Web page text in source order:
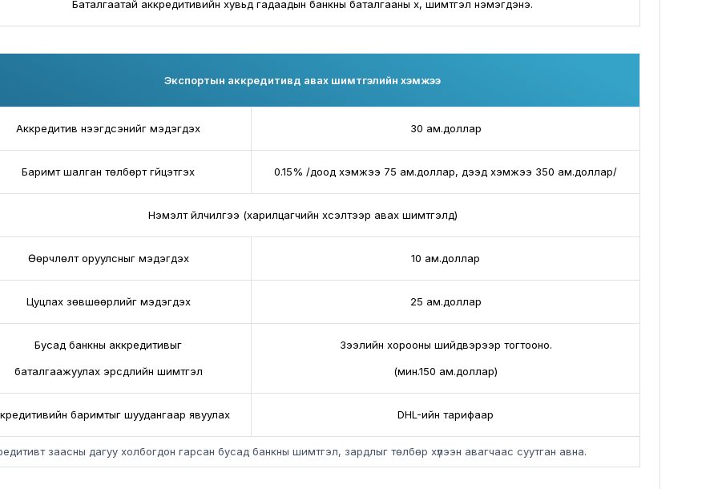
Баталгаатай аккредитивийн хувьд гадаадын банкны баталгааны хүү, шимтгэл нэмэгдэнэ.
Экспортын аккредитивд авах шимтгэлийн хэмжээ
Аккредитив нээгдсэнийг мэдэгдэх 30 ам.доллар
Баримт шалган төлбөрт гүйцэтгэх 0.15% /доод хэмжээ 75 ам.доллар, дээд хэмжээ 350 ам.доллар/
Нэмэлт үйлчилгээ (харилцагчийн хүсэлтээр авах шимтгэлүүд)
Өөрчлөлт оруулсныг мэдэгдэх 10 ам.доллар
Цуцлах зөвшөөрлийг мэдэгдэх 25 ам.доллар
Бусад банкны аккредитивыг
баталгаажуулах эрсдлийн шимтгэл
Зээлийн хорооны шийдвэрээр тогтооно.
(мин.150 ам.доллар)
баримтыг шуудангаар явуулах DHL-ийн тарифаар
заасны дагуу холбогдон гарсан бусад банкны шимтгэл, зардлыг төлбөр хүлээн авагчаас суутган авна.